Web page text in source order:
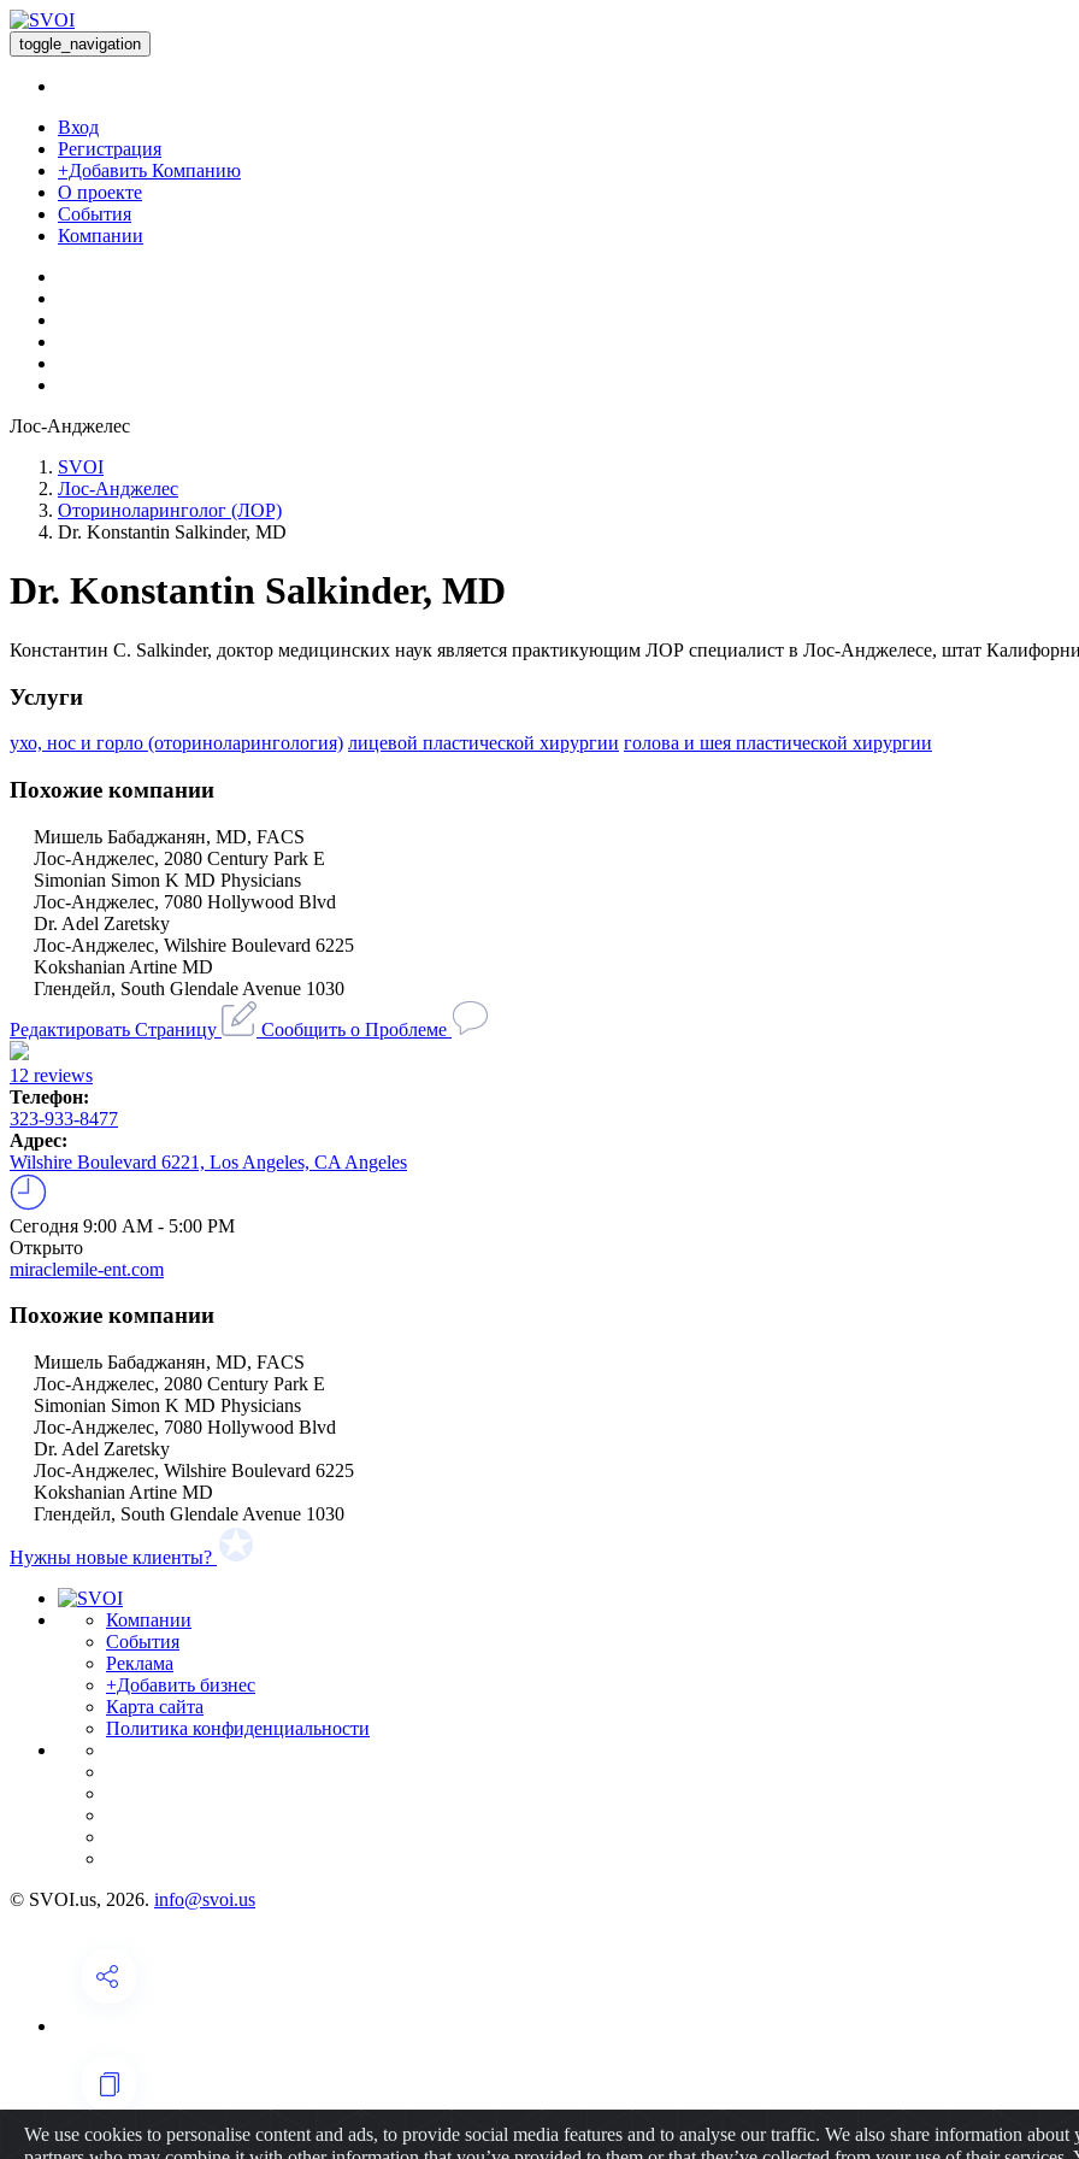
toggle_navigation
Вход
Регистрация
+Добавить Компанию
О проекте
События
Компании
Лос-Анджелес
SVOI
Лос-Анджелес
Оториноларинголог (ЛОР)
Dr. Konstantin Salkinder, MD
Dr. Konstantin Salkinder, MD
Константин С. Salkinder, доктор медицинских наук является практикующим ЛОР специалист в Лос-Анджелесе, штат
Услуги
ухо, нос и горло (оториноларингология) лицевой пластической хирургии голова и шея пластической хирургии
Похожие компании
Мишель Бабаджанян, MD, FACS
Лос-Анджелес, 2080 Century Park E
Simonian Simon K MD Physicians
Лос-Анджелес, 7080 Hollywood Blvd
Dr. Adel Zaretsky
Лос-Анджелес, Wilshire Boulevard 6225
Kokshanian Artine MD
Глендейл, South Glendale Avenue 1030
Редактировать Страницу
Сообщить о Проблеме
12 reviews
Телефон:
323-933-8477
Адрес:
Wilshire Boulevard 6221, Los Angeles, CA Angeles
Сегодня 9:00 AM - 5:00 PM
Открыто
miraclemile-ent.com
Похожие компании
Мишель Бабаджанян, MD, FACS
Лос-Анджелес, 2080 Century Park E
Simonian Simon K MD Physicians
Лос-Анджелес, 7080 Hollywood Blvd
Dr. Adel Zaretsky
Лос-Анджелес, Wilshire Boulevard 6225
Kokshanian Artine MD
Глендейл, South Glendale Avenue 1030
Нужны новые клиенты?
Компании
События
Реклама
+Добавить бизнес
Карта сайта
Политика конфиденциальности
© SVOI.us, 2026. info@svoi.us
We use cookies to personalise content and ads, to provide social media features and to analyse our traffic. We also share information